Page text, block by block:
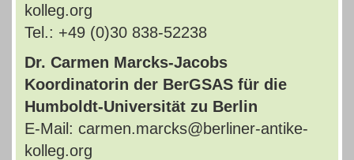
kolleg.org
Tel.: +49 (0)30 838-52238
Dr. Carmen Marcks-Jacobs
Koordinatorin der BerGSAS für die
Humboldt-Universität zu Berlin
E-Mail: carmen.marcks@berliner-antike-
kolleg.org